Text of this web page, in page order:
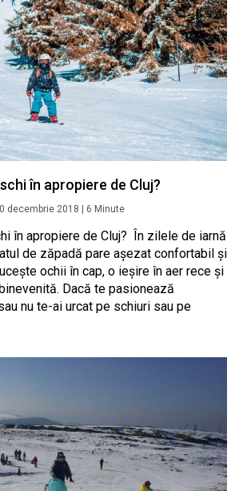
în apropiere de Cluj?
decembrie 2018 6 Minute
în apropiere de Cluj? În zilele de iarnă
de zăpadă pare așezat confortabil și
ochii în cap, o ieșire în aer rece și
Dacă te pasionează
nu te-ai urcat pe schiuri sau pe